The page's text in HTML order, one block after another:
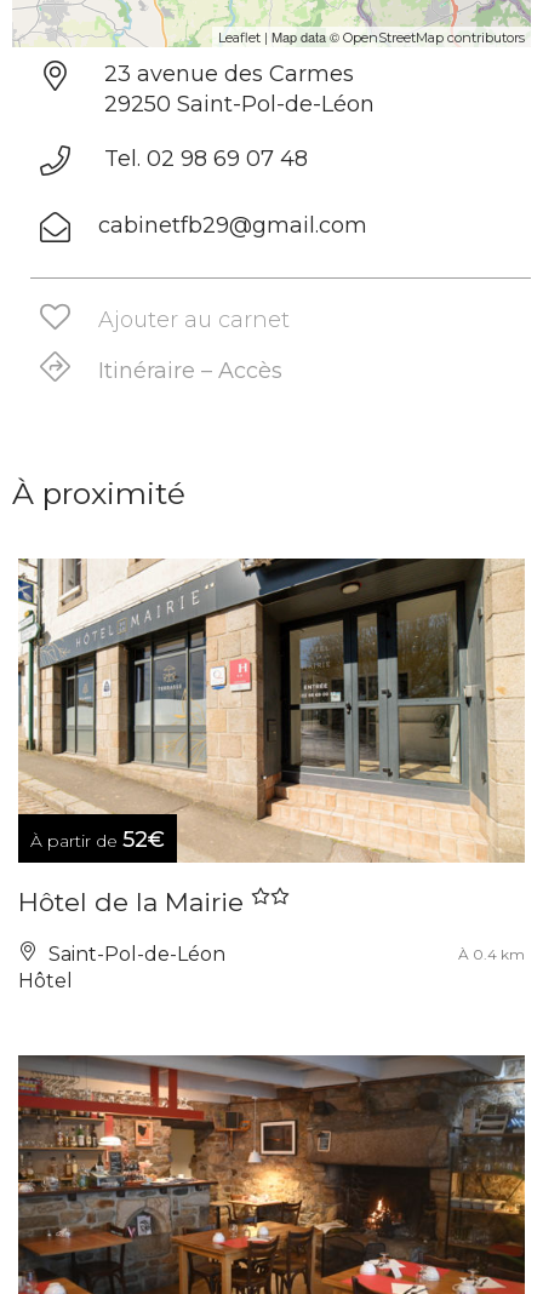
Leaflet | Map data © OpenStreetMap contributors
23 avenue des Carmes
29250 Saint-Pol-de-Léon
Tel. 02 98 69 07 48
cabinetfb29@gmail.com
Ajouter au carnet
Itinéraire – Accès
À proximité
À partir de 52€
Hôtel de la Mairie
Saint-Pol-de-Léon À 0.4 km
Hôtel